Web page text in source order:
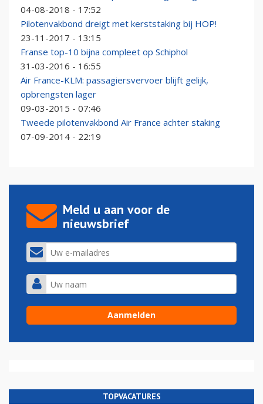
04-08-2018 - 17:52
Pilotenvakbond dreigt met kerststaking bij HOP!
23-11-2017 - 13:15
Franse top-10 bijna compleet op Schiphol
31-03-2016 - 16:55
Air France-KLM: passagiersvervoer blijft gelijk,
opbrengsten lager
09-03-2015 - 07:46
Tweede pilotenvakbond Air France achter staking
07-09-2014 - 22:19
Meld u aan voor de
nieuwsbrief
TOPVACATURES